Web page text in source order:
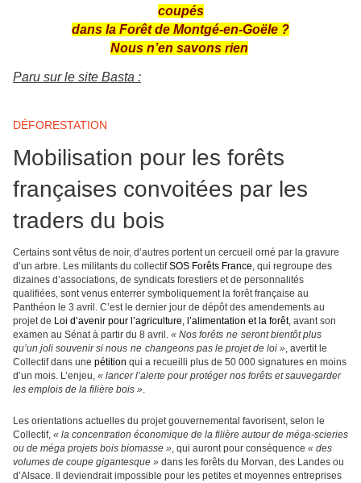
coupés
dans la Forêt de Montgé-en-Goële ?
Nous n’en savons rien
Paru sur le site Basta :
DÉFORESTATION
Mobilisation pour les forêts
françaises convoitées par les
traders du bois
Certains sont vêtus de noir, d’autres portent un cercueil orné par la gravure
d’un arbre. Les militants du collectif SOS Forêts France , qui regroupe des
dizaines d’associations, de syndicats forestiers et de personnalités
qualifiées, sont venus enterrer symboliquement la forêt française au
Panthéon le 3 avril. C’est le dernier jour de dépôt des amendements au
projet de Loi d’avenir pour l’agriculture, l’alimentation et la forêt, avant son
examen au Sénat à partir du 8 avril. « Nos forêts ne seront bientôt plus
qu’un joli souvenir si nous ne changeons pas le projet de loi » , avertit le
Collectif dans une pétition qui a recueilli plus de 50 000 signatures en moins
d’un mois. L’enjeu, « lancer l’alerte pour protéger nos forêts et sauvegarder
les emplois de la filière bois »
Les orientations actuelles du projet gouvernemental favorisent, selon le
Collectif, « la concentration économique de la filière autour de méga-scieries
ou de méga projets bois biomasse », qui auront pour conséquence « des
volumes de coupe gigantesque » dans les forêts du Morvan, des Landes ou
d’Alsace. Il deviendrait impossible pour les petites et moyennes entreprises